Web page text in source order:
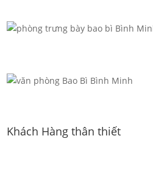
Khách Hàng thân thiết